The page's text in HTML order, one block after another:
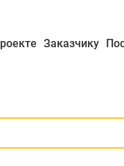
Заказчику